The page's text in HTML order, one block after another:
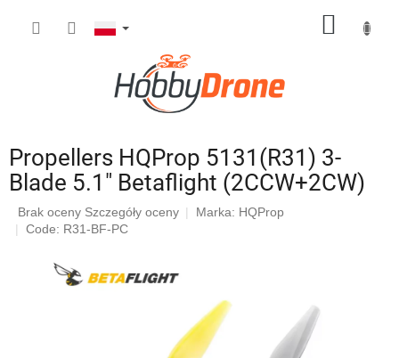
Propellers HQProp 5131(R31) 3-
Blade 5.1" Betaflight (2CCW+2CW)
Średnia
ocena
wynosi
Brak oceny Szczegóły oceny Marka: HQProp
Code: R31-BF-PC